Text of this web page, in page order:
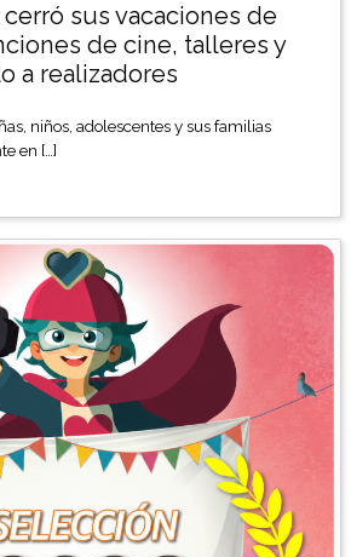
sus vacaciones de
de cine, talleres y
a realizadores
niños, adolescentes y sus familias
en […]